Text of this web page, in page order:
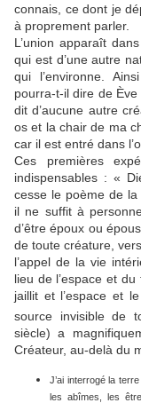
connais, ce dont je
à proprement parler.
L’union apparaît
qui est d’une autre
qui l’environne.
pourra-t-il dire de Ève
dit d’aucune autre
os et la chair de ma
car il est entré dans
Ces premières
indispensables : «
cesse le poème de
il ne suffit à
d’être époux ou
de toute créature,
l’appel de la vie
lieu de l’espace et
jaillit et l’espace et
source invisible de
siècle) a
Créateur, au-delà du
J’ai interrogé la
les abîmes, les